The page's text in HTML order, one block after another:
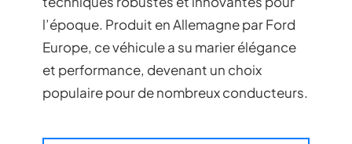
l’époque. Produit en Allemagne par Ford
Europe, ce véhicule a su marier élégance
et performance, devenant un choix
populaire pour de nombreux conducteurs.